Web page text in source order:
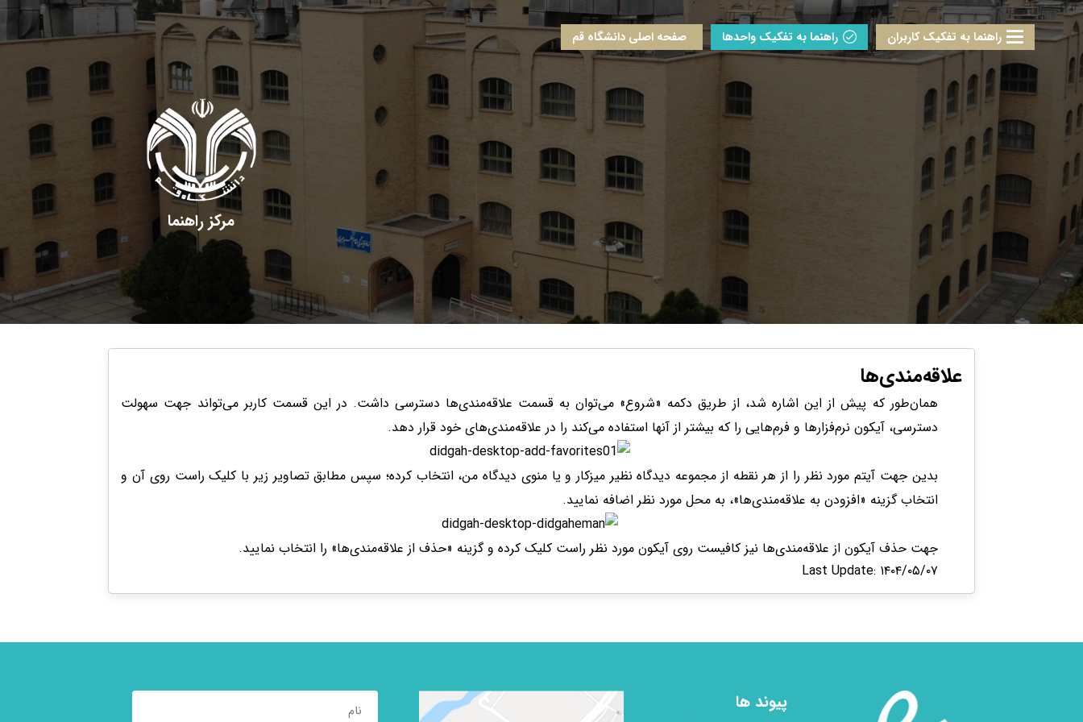
راهنما به تفکیک کاربران راهنما به تفکیک واحدها صفحه اصلی دانشگاه قم
مرکز راهنما
علاقه‌مندی‌ها
همان‌طور که پیش از این اشاره شد، از طریق دکمه «شروع» می‌توان به قسمت علاقه‌مندی‌ها دسترسی داشت. در این قسمت کاربر می‌تواند جهت سهولت
دسترسی، آیکون نرم‌فزارها و فرم‌هایی را که بیشتر از آنها استفاده می‌کند را در علاقه‌مندی‌های خود قرار دهد.
بدین جهت آیتم مورد نظر را از هر نقطه از مجموعه دیدگاه نظیر میزکار و یا منوی دیدگاه من، انتخاب کرده؛ سپس مطابق تصاویر زیر با کلیک راست روی آن و
انتخاب گزینه «افزودن به علاقه‌مندی‌ها»، به محل مورد نظر اضافه نمایید.
جهت حذف آیکون از علاقه‌مندی‌ها نیز کافیست روی آیکون مورد نظر راست کلیک کرده و گزینه «حذف از علاقه‌مندی‌ها» را انتخاب نمایید.
Last Update: ۱۴۰۴/۰۵/۰۷
پیوند ها